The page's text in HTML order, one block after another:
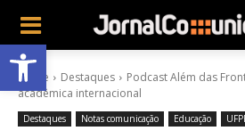
Abrir a barra de ferramentas
Home Destaques
Podcast Além das
acadêmica internacional
Destaques Notas comunicação Educação